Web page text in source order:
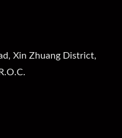
Xin Zhuang District,